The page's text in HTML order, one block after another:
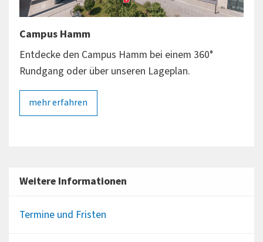
Campus Hamm
Entdecke den Campus Hamm bei einem 360°
Rundgang oder über unseren Lageplan.
mehr erfahren
Weitere Informationen
Termine und Fristen